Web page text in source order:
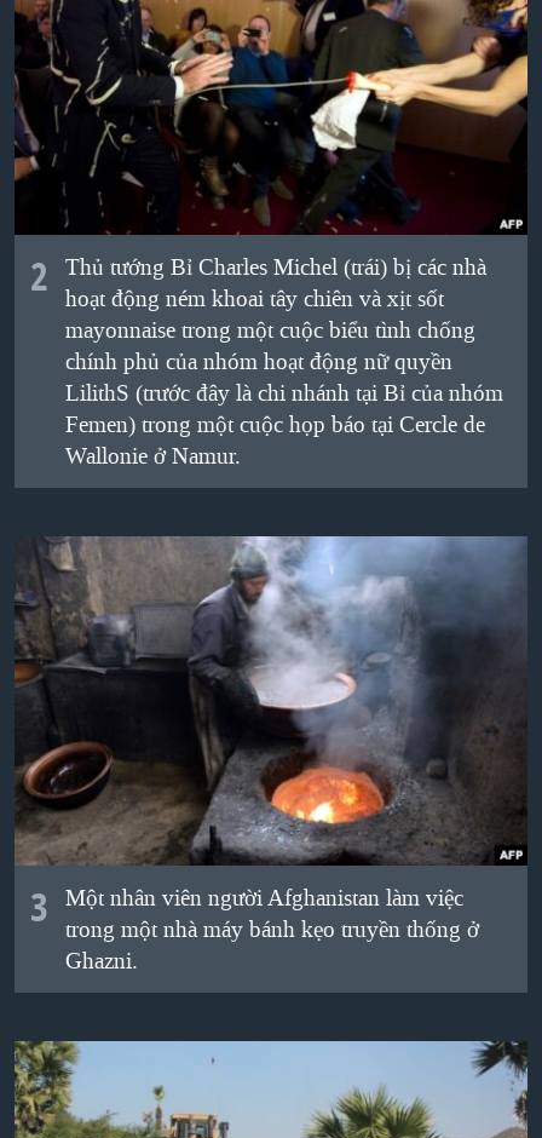
QUAN HỆ VIỆT MỸ
2
Thủ tướng Bỉ Charles Michel (trái) bị các nhà
hoạt động ném khoai tây chiên và xịt sốt
mayonnaise trong một cuộc biểu tình chống
chính phủ của nhóm hoạt động nữ quyền
LilithS (trước đây là chi nhánh tại Bỉ của nhóm
Femen) trong một cuộc họp báo tại Cercle de
Wallonie ở Namur.
3
Một nhân viên người Afghanistan làm việc
trong một nhà máy bánh kẹo truyền thống ở
Ghazni.